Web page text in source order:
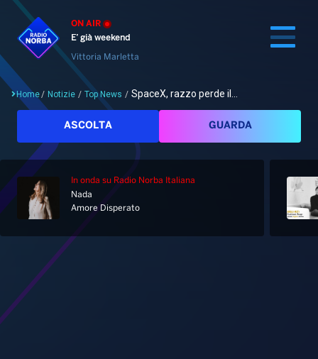
ON AIR
E’ già weekend
Vittoria Marletta
Cerca
Home
Notizie
Pod&Play
Home/ Notizie / Top News / SpaceX, razzo perde il...
ASCOLTA GUARDA
In onda su Radio Norba Italiana
Nada
Amore Disperato